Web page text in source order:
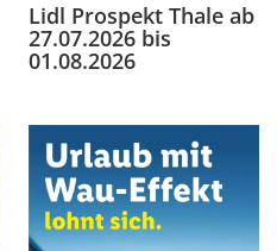
Lidl Prospekt Thale ab
27.07.2026 bis
01.08.2026